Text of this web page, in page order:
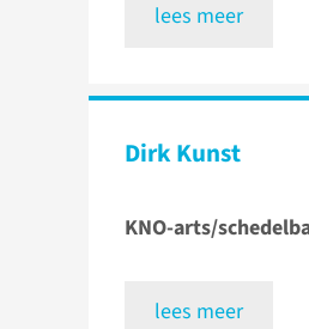
lees meer
Dirk Kunst
KNO-arts/
lees meer